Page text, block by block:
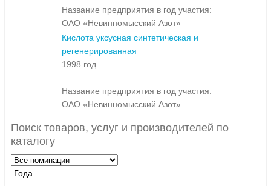
Название предприятия в год участия:
ОАО «Невинномысский Азот»
Кислота уксусная синтетическая и
регенерированная
1998 год
Название предприятия в год участия:
ОАО «Невинномысский Азот»
Поиск товаров, услуг и производителей по
каталогу
Года